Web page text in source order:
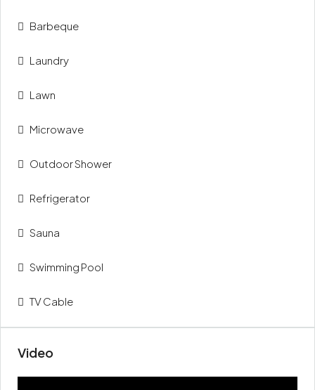
Barbeque
Laundry
Lawn
Microwave
Outdoor Shower
Refrigerator
Sauna
Swimming Pool
TV Cable
Video